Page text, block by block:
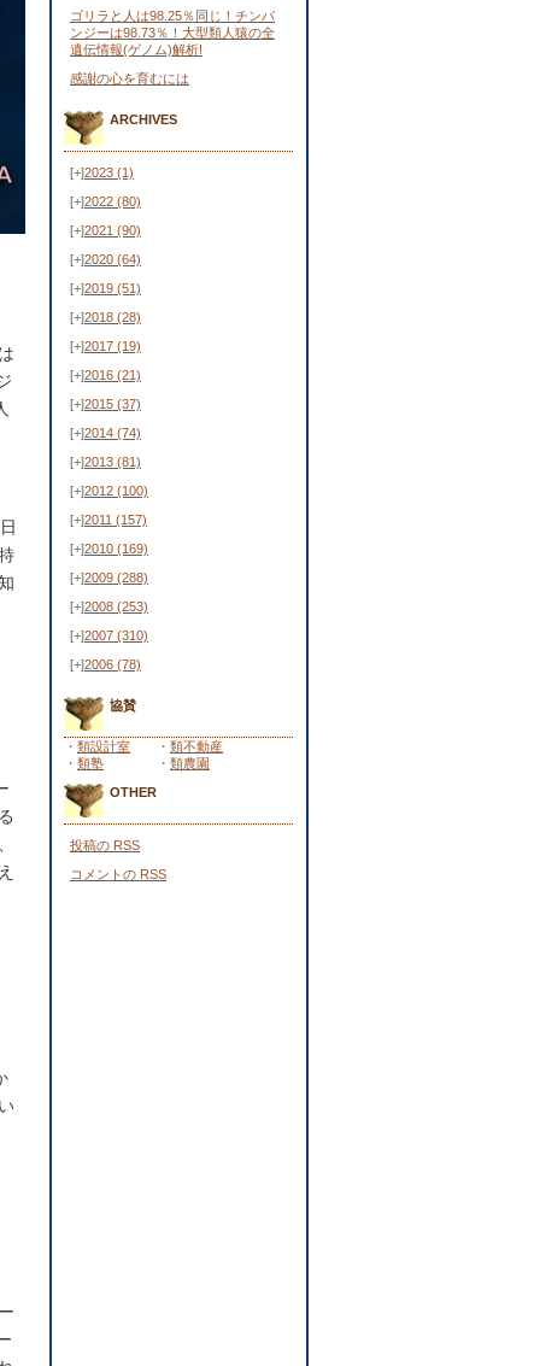
ゴリラと人は98.25％同じ！チンパ
ンジーは98.73％！大型類人猿の全
遺伝情報(ゲノム)解析!
感謝の心を育むには
ARCHIVES
[+]2023 (1)
[+]2022 (80)
[+]2021 (90)
[+]2020 (64)
[+]2019 (51)
[+]2018 (28)
[+]2017 (19)
[+]2016 (21)
[+]2015 (37)
[+]2014 (74)
[+]2013 (81)
[+]2012 (100)
[+]2011 (157)
[+]2010 (169)
[+]2009 (288)
[+]2008 (253)
[+]2007 (310)
[+]2006 (78)
協賛
・ 類設計室 ・ 類不動産
・ 類塾 ・ 類農園
OTHER
投稿の RSS
コメントの RSS